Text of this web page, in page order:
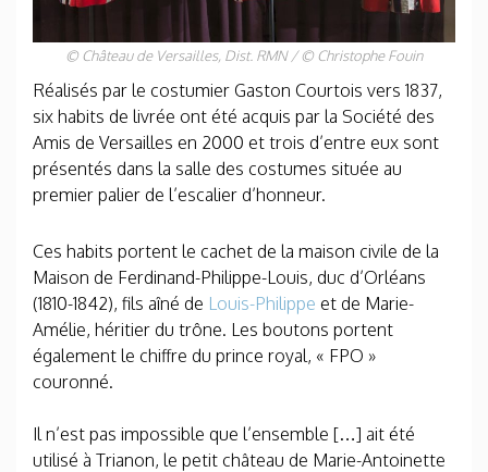
© Château de Versailles, Dist. RMN / © Christophe Fouin
Réalisés par le costumier Gaston Courtois vers 1837,
six habits de livrée ont été acquis par la Société des
Amis de Versailles en 2000 et trois d’entre eux sont
présentés dans la salle des costumes située au
premier palier de l’escalier d’honneur.
Ces habits portent le cachet de la maison civile de la
Maison de Ferdinand-Philippe-Louis, duc d’Orléans
(1810-1842), fils aîné de Louis-Philippe et de Marie-
Amélie, héritier du trône. Les boutons portent
également le chiffre du prince royal, « FPO »
couronné.
Il n’est pas impossible que l’ensemble […] ait été
utilisé à Trianon, le petit château de Marie-Antoinette